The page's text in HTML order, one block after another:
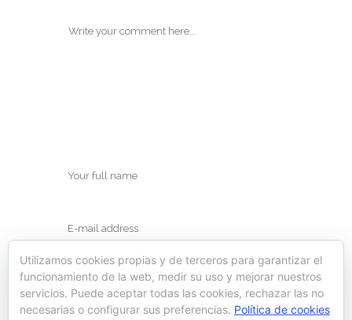
Utilizamos cookies propias y de terceros para garantizar el
funcionamiento de la web, medir su uso y mejorar nuestros
servicios. Puede aceptar todas las cookies, rechazar las no
necesarias o configurar sus preferencias. Política de cookies